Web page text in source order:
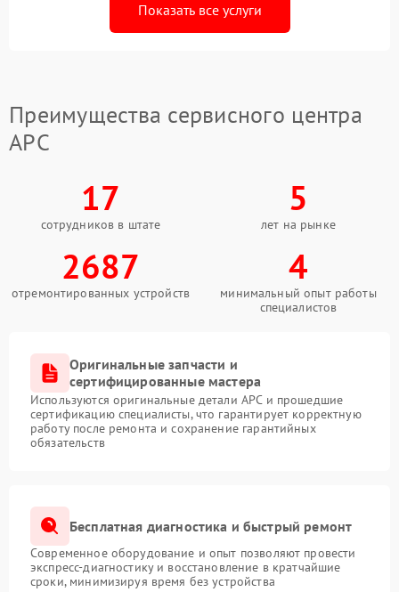
Показать все услуги
Преимущества сервисного центра
APC
17
сотрудников в штате
5
лет на рынке
2687
отремонтированных устройств
4
минимальный опыт работы
специалистов
Оригинальные запчасти и
сертифицированные мастера
Используются оригинальные детали APC и прошедшие
сертификацию специалисты, что гарантирует корректную
работу после ремонта и сохранение гарантийных
обязательств
Бесплатная диагностика и быстрый ремонт
Современное оборудование и опыт позволяют провести
экспресс-диагностику и восстановление в кратчайшие
сроки, минимизируя время без устройства